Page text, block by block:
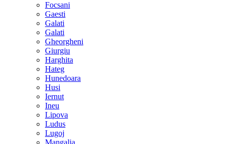
Focsani
Gaesti
Galati
Galati
Gheorgheni
Giurgiu
Harghita
Hateg
Hunedoara
Husi
Iernut
Ineu
Lipova
Ludus
Lugoj